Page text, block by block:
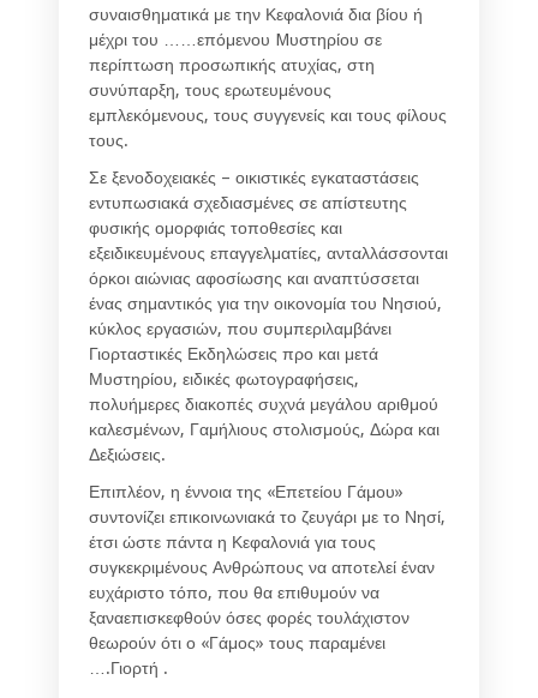
συναισθηματικά με την Κεφαλονιά δια βίου ή
μέχρι του ……επόμενου Mυστηρίου σε
περίπτωση προσωπικής ατυχίας, στη
συνύπαρξη, τους ερωτευμένους
εμπλεκόμενους, τους συγγενείς και τους φίλους
τους.
Σε ξενοδοχειακές – οικιστικές εγκαταστάσεις
εντυπωσιακά σχεδιασμένες σε απίστευτης
φυσικής ομορφιάς τοποθεσίες και
εξειδικευμένους επαγγελματίες, ανταλλάσσονται
όρκοι αιώνιας αφοσίωσης και αναπτύσσεται
ένας σημαντικός για την οικονομία του Νησιού,
κύκλος εργασιών, που συμπεριλαμβάνει
Γιορταστικές Εκδηλώσεις προ και μετά
Μυστηρίου, ειδικές φωτογραφήσεις,
πολυήμερες διακοπές συχνά μεγάλου αριθμού
καλεσμένων, Γαμήλιους στολισμούς, Δώρα και
Δεξιώσεις.
Επιπλέον, η έννοια της «Επετείου Γάμου»
συντονίζει επικοινωνιακά το ζευγάρι με το Νησί,
έτσι ώστε πάντα η Κεφαλονιά για τους
συγκεκριμένους Ανθρώπους να αποτελεί έναν
ευχάριστο τόπο, που θα επιθυμούν να
ξαναεπισκεφθούν όσες φορές τουλάχιστον
θεωρούν ότι ο «Γάμος» τους παραμένει
….Γιορτή .